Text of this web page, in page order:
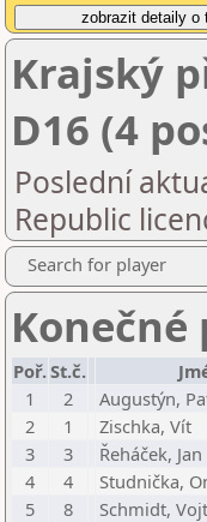
Krajský
D16 (4
Poslední
Republic
Search for player
Poř.St.č.
1
2 Augustýn,
2
1 Zischka, Vít
3
3 Řeháček, Jan
4
4 Studnička,
5
8 Schmidt,